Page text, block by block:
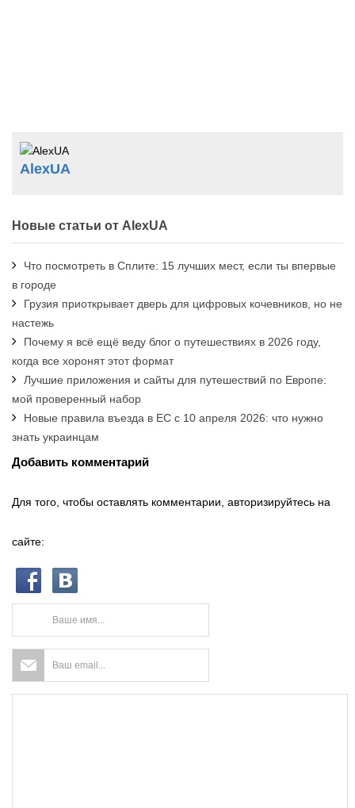
AlexUA
Новые статьи от AlexUA
Что посмотреть в Сплите: 15 лучших мест, если ты впервые
в городе
Грузия приоткрывает дверь для цифровых кочевников, но не
настежь
Почему я всё ещё веду блог о путешествиях в 2026 году,
когда все хоронят этот формат
Лучшие приложения и сайты для путешествий по Европе:
мой проверенный набор
Новые правила въезда в ЕС с 10 апреля 2026: что нужно
знать украинцам
Добавить комментарий
Для того, чтобы оставлять комментарии, авторизируйтесь на
сайте: